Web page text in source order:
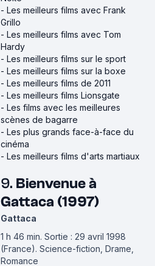
- Les meilleurs films avec Frank
Grillo
- Les meilleurs films avec Tom
Hardy
- Les meilleurs films sur le sport
- Les meilleurs films sur la boxe
- Les meilleurs films de 2011
- Les meilleurs films Lionsgate
- Les films avec les meilleures
scènes de bagarre
- Les plus grands face-à-face du
cinéma
- Les meilleurs films d'arts martiaux
9. Bienvenue à
Gattaca (1997)
Gattaca
1 h 46 min. Sortie : 29 avril 1998
(France). Science-fiction, Drame,
Romance